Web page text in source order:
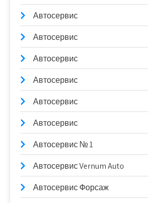
Автосервис
Автосервис
Автосервис
Автосервис
Автосервис
Автосервис
Автосервис № 1
Автосервис Vernum Auto
Автосервис Форсаж